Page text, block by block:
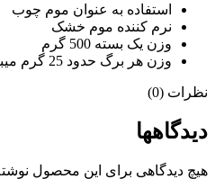
استفاده به عنوان موم چوب
نرم کننده موم خشک
وزن یک بسته 500 گرم
وزن هر برگ حدود 25 گرم میباشد
نظرات (0)
دیدگاهها
هیچ دیدگاهی برای این محصول